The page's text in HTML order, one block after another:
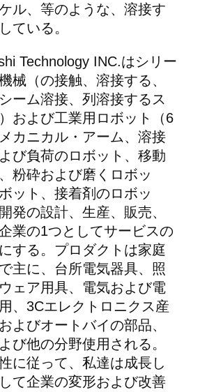
ル、等のような、溶接す
ている。
Technology INC.はシリー
械（の接触、溶接する、
ーム溶接、列溶接するス
および工業用ロボット（6
カニカル・アーム、溶接
び負荷のロボット、移動
粉砕および磨くロボッ
ット、接着剤のロボッ
発の設計、生産、販売、
業の1つとしてサービスの
する。プロダクトは家庭
主に、台所電気器具、照
ェア用具、電気および電
、3Cエレクトロニクス産
よびオートバイの部品、
び他の分野使用される。
に従って、私達は成長し
て企業の変形および改善